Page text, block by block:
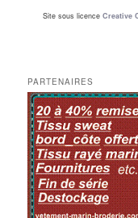
Site sous licence Creative
PARTENAIRES